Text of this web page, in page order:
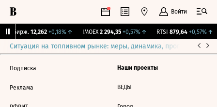
Войти
Бирж. 12,262 +0,18%↑ IMOEX 2 294,35 +0,57%↑ RTSI 879,64 +0,57%↑
Ситуация на топливном рынке: меры, динамика, прогнозы
Подписка
Реклама
Наши проекты
ВЕДЫ